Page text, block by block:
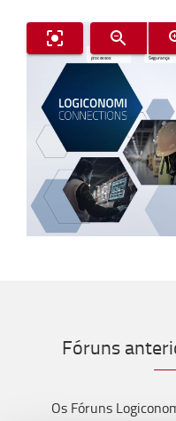
Segurança
processos
Fóruns
Os Fóruns